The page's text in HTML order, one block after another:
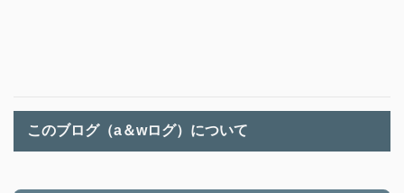
このブログ（a＆wログ）について